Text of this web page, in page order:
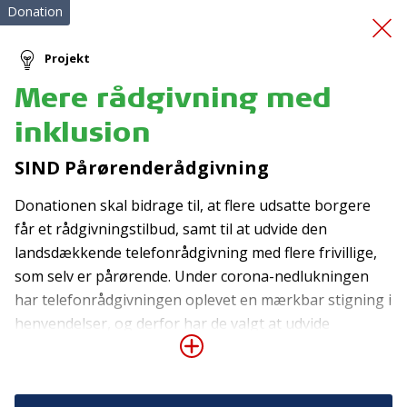
Duocykel
Donation
Projekt
Mere rådgivning med
inklusion
SIND Pårørenderådgivning
Donationen skal bidrage til, at flere udsatte borgere
får et rådgivningstilbud, samt til at udvide den
landsdækkende telefonrådgivning med flere frivillige,
som selv er pårørende. Under corona-nedlukningen
har telefonrådgivningen oplevet en mærkbar stigning i
henvendelser, og derfor har de valgt at udvide
åbningstiden, da man forventer, at stigningen
fastansatte medarbejdere, der tilbyder pårørende til
Tilmeld nyhedsbrev
De seneste nyheder om TrygFondens og TryghedsGruppens
aktiviteter direkte i din indbakke.